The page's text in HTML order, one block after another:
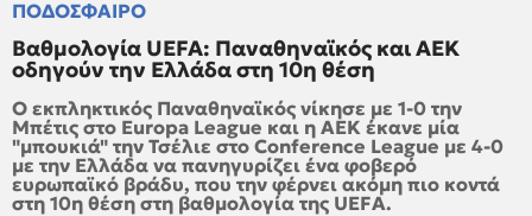
ΠΟΔΟΣΦΑΙΡΟ
Βαθμολογία UEFA: Παναθηναϊκός και ΑΕΚ
οδηγούν την Ελλάδα στη 10η θέση
Ο εκπληκτικός Παναθηναϊκός νίκησε με 1-0 την
Μπέτις στο Europa League και η ΑΕΚ έκανε μία
"μπουκιά" την Τσέλιε στο Conference League με 4-0
με την Ελλάδα να πανηγυρίζει ένα φοβερό
ευρωπαϊκό βράδυ, που την φέρνει ακόμη πιο κοντά
στη 10η θέση στη βαθμολογία της UEFA.